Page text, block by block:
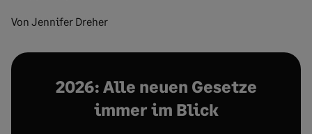
Von Jennifer Dreher
2026: Alle neuen Gesetze
immer im Blick